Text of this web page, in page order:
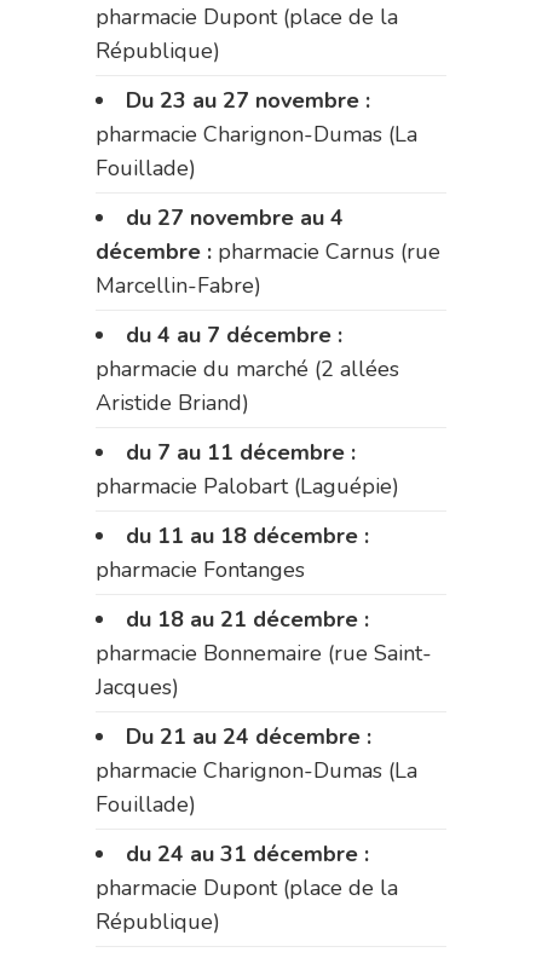
pharmacie Dupont (place de la
République)
Du 23 au 27 novembre :
pharmacie Charignon-Dumas (La
Fouillade)
du 27 novembre au 4
décembre : pharmacie Carnus (rue
Marcellin-Fabre)
du 4 au 7 décembre :
pharmacie du marché (2 allées
Aristide Briand)
du 7 au 11 décembre :
pharmacie Palobart (Laguépie)
du 11 au 18 décembre :
pharmacie Fontanges
du 18 au 21 décembre :
pharmacie Bonnemaire (rue Saint-
Jacques)
Du 21 au 24 décembre :
pharmacie Charignon-Dumas (La
Fouillade)
du 24 au 31 décembre :
pharmacie Dupont (place de la
République)